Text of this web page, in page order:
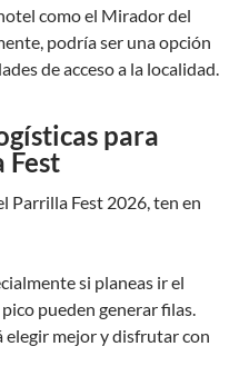
como el Mirador del
podría ser una opción
de acceso a la localidad.
para
Fest
Parrilla Fest 2026, ten en
si planeas ir el
pueden generar filas.
mejor y disfrutar con